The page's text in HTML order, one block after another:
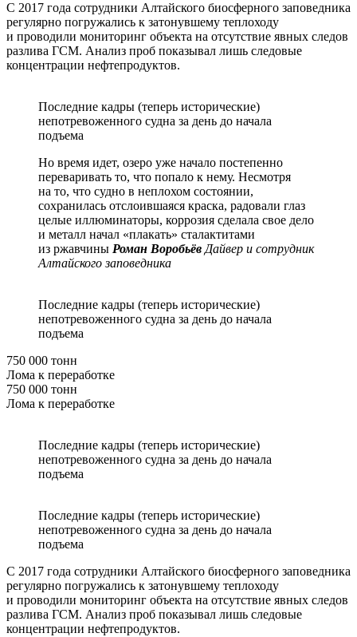
С 2017 года сотрудники Алтайского биосферного заповедника
регулярно погружались к затонувшему теплоходу
и проводили мониторинг объекта на отсутствие явных следов
разлива ГСМ. Анализ проб показывал лишь следовые
концентрации нефтепродуктов.
Последние кадры (теперь исторические)
непотревоженного судна за день до начала
подъема
Но время идет, озеро уже начало постепенно
переваривать то, что попало к нему. Несмотря
на то, что судно в неплохом состоянии,
сохранилась отслоившаяся краска, радовали глаз
целые иллюминаторы, коррозия сделала свое дело
и металл начал «плакать» сталактитами
из ржавчины Роман Воробьёв Дайвер и сотрудник
Алтайского заповедника
Последние кадры (теперь исторические)
непотревоженного судна за день до начала
подъема
750 000 тонн
Лома к переработке
750 000 тонн
Лома к переработке
Последние кадры (теперь исторические)
непотревоженного судна за день до начала
подъема
Последние кадры (теперь исторические)
непотревоженного судна за день до начала
подъема
С 2017 года сотрудники Алтайского биосферного заповедника
регулярно погружались к затонувшему теплоходу
и проводили мониторинг объекта на отсутствие явных следов
разлива ГСМ. Анализ проб показывал лишь следовые
концентрации нефтепродуктов.